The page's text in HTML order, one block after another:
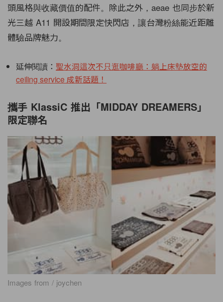
頭風格與收藏價值的配件。除此之外，aeae 也同步於新
光三越 A11 開設期間限定快閃店，讓台灣粉絲能近距離
體驗品牌魅力。
延伸閱讀： 聖水洞這次不只逛咖啡廳：躺上床墊放空的
ceiling service 成新話題！
攜手 KlassiC 推出「MIDDAY DREAMERS」
限定聯名
Images from / joychen